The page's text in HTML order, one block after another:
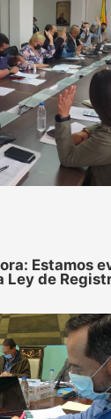
Estamos
Ley de